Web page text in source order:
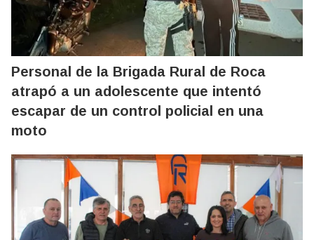
Personal de la Brigada Rural de Roca
atrapó a un adolescente que intentó
escapar de un control policial en una
moto